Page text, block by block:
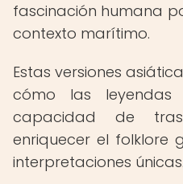
fascinación humana
contexto marítimo.
Estas versiones
cómo las
capacidad de
enriquecer el folklore
interpretaciones únicas.